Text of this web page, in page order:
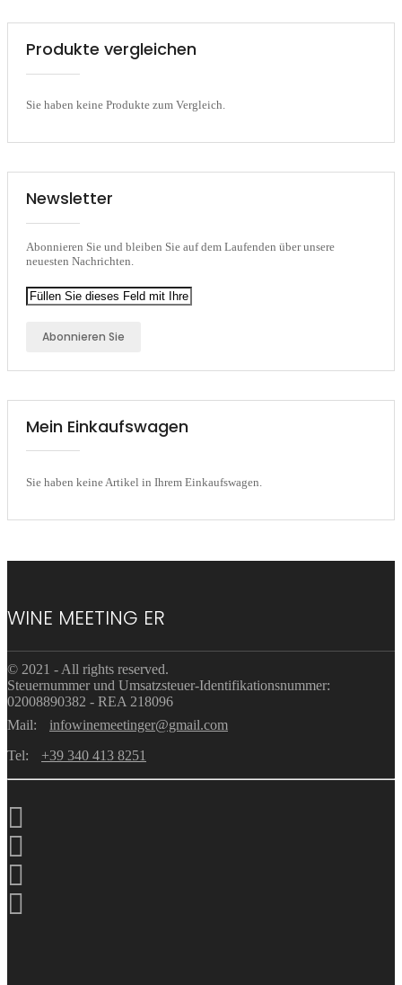
Produkte vergleichen
Sie haben keine Produkte zum Vergleich.
Newsletter
Abonnieren Sie und bleiben Sie auf dem Laufenden über unsere
neuesten Nachrichten.
Abonnieren Sie
Mein Einkaufswagen
Sie haben keine Artikel in Ihrem Einkaufswagen.
WINE MEETING ER
© 2021 - All rights reserved.
Steuernummer und Umsatzsteuer-Identifikationsnummer:
02008890382 - REA 218096
Mail:
infowinemeetinger@gmail.com
Tel:
+39 340 413 8251